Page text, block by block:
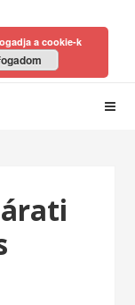
meg!
a cookie-k